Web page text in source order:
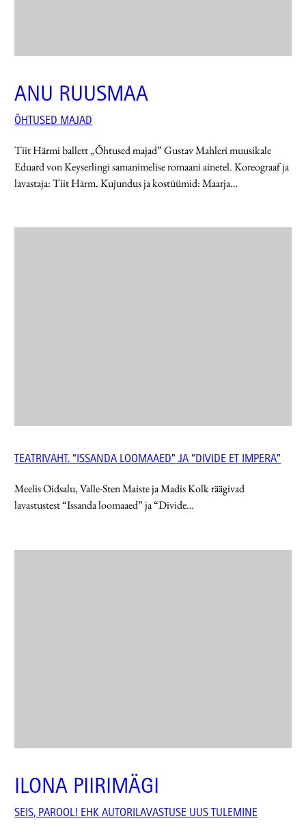
ANU RUUSMAA
ÕHTUSED MAJAD
Tiit Härmi ballett „Õhtused majad” Gustav Mahleri muusikale
Eduard von Keyserlingi samanimelise romaani ainetel. Koreograaf ja
lavastaja: Tiit Härm. Kujundus ja kostüümid: Maarja…
TEATRIVAHT. “ISSANDA LOOMAAED” JA “DIVIDE ET IMPERA”
Meelis Oidsalu, Valle-Sten Maiste ja Madis Kolk räägivad
lavastustest “Issanda loomaaed” ja “Divide…
ILONA PIIRIMÄGI
SEIS, PAROOL! EHK AUTORILAVASTUSE UUS TULEMINE